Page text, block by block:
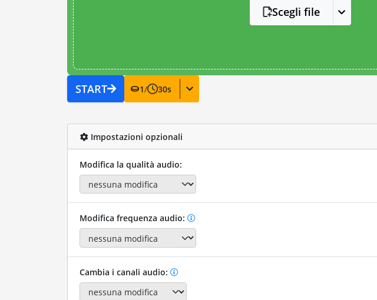
Scegli file
START 1/ 30s
Impostazioni opzionali
Modifica la qualità audio:
Modifica frequenza audio:
Cambia i canali audio: